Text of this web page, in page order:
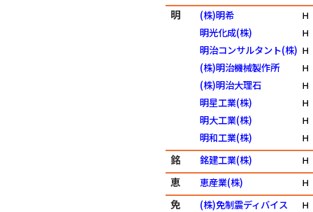
明 (株)明希 Ｈ
明光化成(株) Ｈ
明治コンサルタント(株) Ｈ
(株)明治機械製作所 Ｈ
(株)明治大理石 Ｈ
明星工業(株) Ｈ
明大工業(株) Ｈ
明和工業(株) Ｈ
銘 銘建工業(株) Ｈ
恵 恵産業(株) Ｈ
免 (株)免制震ディバイス Ｈ